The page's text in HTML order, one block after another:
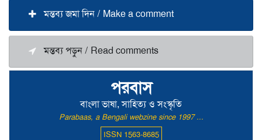
পরবাস
বাংলা ভাষা, সাহিত্য ও সংস্কৃতি
Parabaas, a Bengali webzine since 1997 ...
ISSN 1563-8685
মন্তব্য জমা দিন / Make a comment
মন্তব্য পড়ুন / Read comments